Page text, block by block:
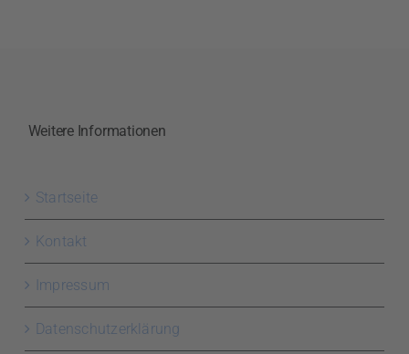
Weitere Informationen
Startseite
Kontakt
Impressum
Datenschutzerklärung